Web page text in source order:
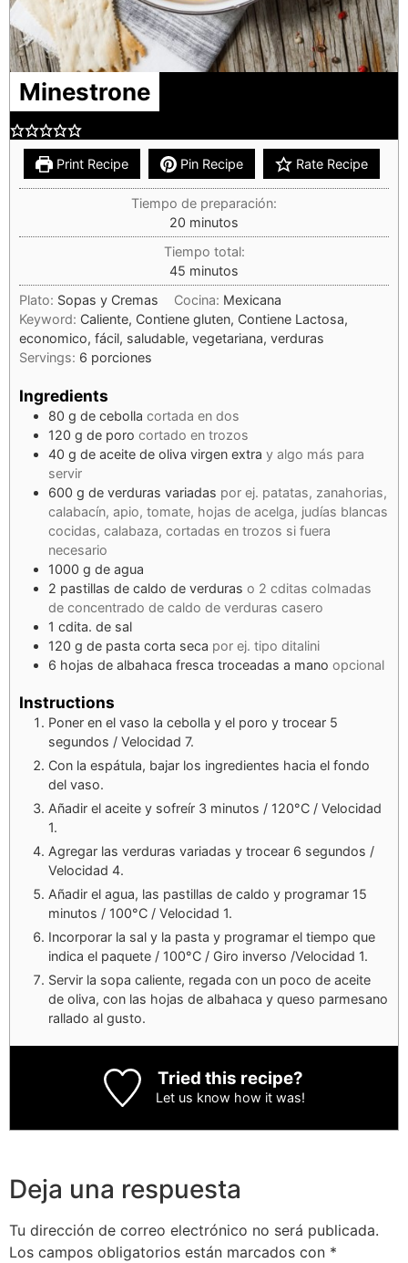
Minestrone
Print Recipe Pin Recipe Rate Recipe
Tiempo de preparación:
20 minutos
Tiempo total:
45 minutos
Plato: Sopas y Cremas Cocina: Mexicana
Keyword: Caliente, Contiene gluten, Contiene Lactosa,
economico, fácil, saludable, vegetariana, verduras
Servings: 6 porciones
Ingredients
80 g de cebolla cortada en dos
120 g de poro cortado en trozos
40 g de aceite de oliva virgen extra y algo más para
servir
600 g de verduras variadas por ej. patatas, zanahorias,
calabacín, apio, tomate, hojas de acelga, judías blancas
cocidas, calabaza, cortadas en trozos si fuera
necesario
1000 g de agua
2 pastillas de caldo de verduras o 2 cditas colmadas
de concentrado de caldo de verduras casero
1 cdita. de sal
120 g de pasta corta seca por ej. tipo ditalini
6 hojas de albahaca fresca troceadas a mano opcional
Instructions
Poner en el vaso la cebolla y el poro y trocear 5
segundos / Velocidad 7.
Con la espátula, bajar los ingredientes hacia el fondo
del vaso.
Añadir el aceite y sofreír 3 minutos / 120°C / Velocidad
1.
Agregar las verduras variadas y trocear 6 segundos /
Velocidad 4.
Añadir el agua, las pastillas de caldo y programar 15
minutos / 100°C / Velocidad 1.
Incorporar la sal y la pasta y programar el tiempo que
indica el paquete / 100°C / Giro inverso /Velocidad 1.
Servir la sopa caliente, regada con un poco de aceite
de oliva, con las hojas de albahaca y queso parmesano
rallado al gusto.
Tried this recipe?
Let us know how it was!
Deja una respuesta
Tu dirección de correo electrónico no será publicada.
Los campos obligatorios están marcados con *